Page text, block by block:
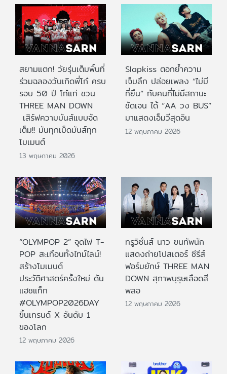
สยามแตก! วัยรุ่นเต็มพื้นที่
ร่วมฉลองวันเกิดพี่โก๋ ครบ
รอบ 50 ปี โก๋แก่ ชวน
THREE MAN DOWN
เสิร์ฟความมันส์แบบจัด
เต็ม!! มันทุกเม็ดมันส์ทุก
โมเมนต์
13 พฤษภาคม 2026
Slapkiss ตอกย้ำความ
เจ็บลึก ปล่อยเพลง “ไม่มี
ที่ยืน” กับคนที่ไม่มีสถานะ
ชัดเจน ได้ “AA วง BUS”
มาแสดงเอ็มวีสุดอิน
12 พฤษภาคม 2026
“OLYMPOP 2” จุดไฟ T-
POP สะเทือนทั้งไทม์ไลน์!
สร้างโมเมนต์
ประวัติศาสตร์ครั้งใหม่ ดัน
แฮชแท็ก
#OLYMPOP2026DAY
ขึ้นเทรนด์ X อันดับ 1
ของโลก
12 พฤษภาคม 2026
ทรูวิชั่นส์ นาว ขนทัพนัก
แสดงถ่ายโปสเตอร์ ซีรีส์
ฟอร์มยักษ์ THREE MAN
DOWN สุภาพบุรุษเลือดสี
พลอ
12 พฤษภาคม 2026